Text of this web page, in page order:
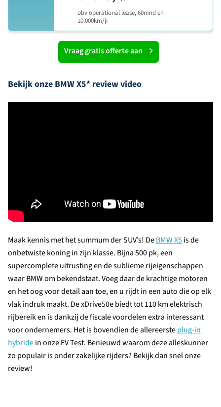
obv operational lease, 60mnd en
10.000km/jr
Vraag gratis offerte aan
Bekijk onze BMW X5* review video
Maak kennis met het summum der SUV’s! DeBMW X5is de
onbetwiste koning in zijn klasse. Bijna 500 pk, een
supercomplete uitrusting en de sublieme rijeigenschappen
waar BMW om bekendstaat. Voeg daar de krachtige motoren
en het oog voor detail aan toe, en u rijdt in een auto die op elk
vlak indruk maakt. De xDrive50e biedt tot 110 km elektrisch
rijbereik en is dankzij de fiscale voordelen extra interessant
voor ondernemers. Het is bovendien de allereersteplug-in
hybridein onze EV Test. Benieuwd waarom deze alleskunner
zo populair is onder zakelijke rijders? Bekijk dan snel onze
review!